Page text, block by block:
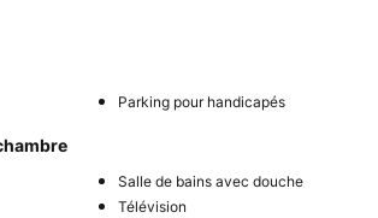
Parking pour handicapés
Salle de bains avec douche
Télévision